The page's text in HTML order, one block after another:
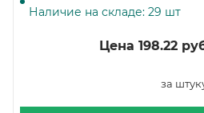
Наличие на складе: 29 шт
Цена 198.22
за